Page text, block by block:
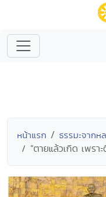
หน้าแรก ธรรมะจากห
"ตายแล้วเกิด เพรา